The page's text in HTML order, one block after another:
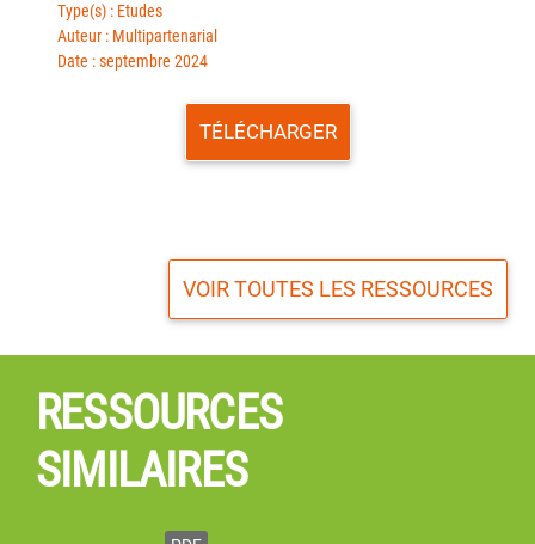
Type(s) : Etudes
Auteur : Multipartenarial
Date : septembre 2024
TÉLÉCHARGER
VOIR TOUTES LES RESSOURCES
RESSOURCES
SIMILAIRES